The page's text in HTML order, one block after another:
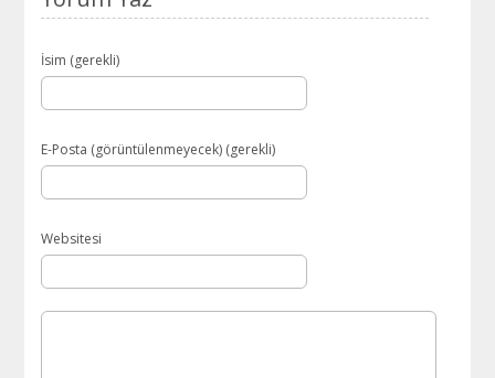
İsim (gerekli)
E-Posta (görüntülenmeyecek) (gerekli)
Websitesi